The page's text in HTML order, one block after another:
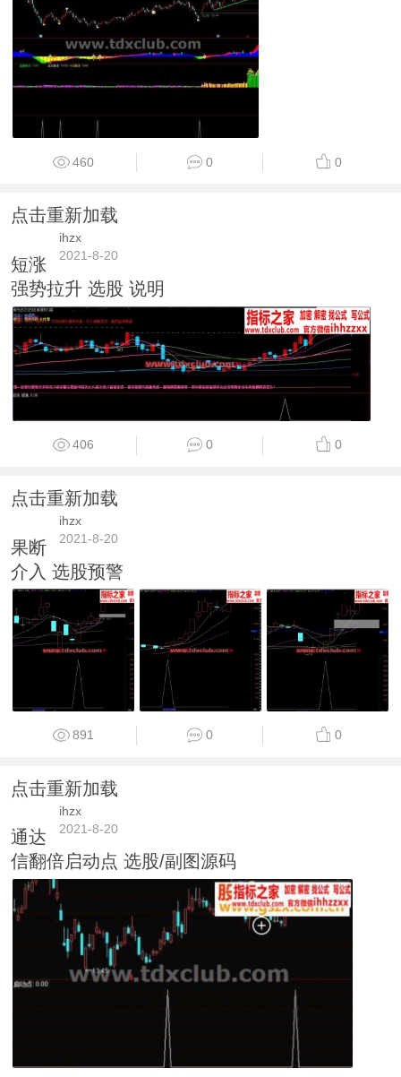
460 0 0
点击重新加载
ihzx
2021-8-20
短涨
强势拉升 选股 说明
406 0 0
点击重新加载
ihzx
2021-8-20
果断
介入 选股预警
891 0 0
点击重新加载
ihzx
2021-8-20
通达
信翻倍启动点 选股/副图源码